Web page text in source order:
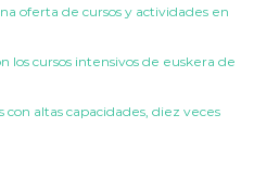
oferta de cursos y actividades en
los cursos intensivos de euskera de
altas capacidades, diez veces